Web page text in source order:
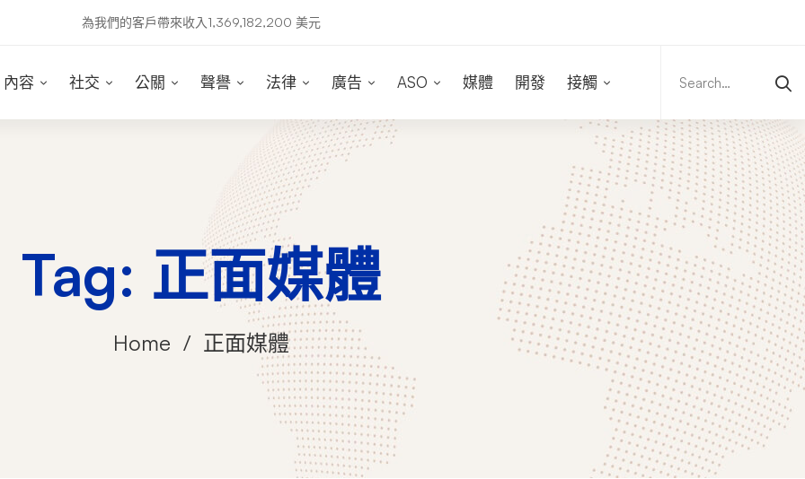
為我們的客戶帶來收入1,369,182,200 美元
內容 社交 公關 聲譽 法律 廣告 ASO 媒體 開發 接觸
for:
Tag: 正面媒體
Home 正面媒體